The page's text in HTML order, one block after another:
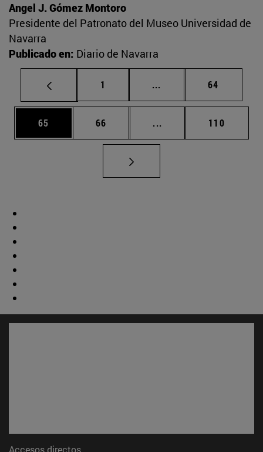
Angel J. Gómez Montoro
Presidente del Patronato del Museo Universidad de
Navarra
Publicado en: Diario de Navarra
Página
1 ... Páginas intermedias
Página
64
Página
65 Página
66 ... Páginas intermedias
Página
110
Accesos directos